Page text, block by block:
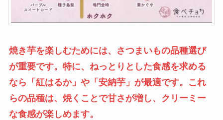
焼き芋を楽しむためには、さつまいもの品種選び
が重要です。特に、ねっとりとした食感を求める
なら「紅はるか」や「安納芋」が最適です。これ
らの品種は、焼くことで甘さが増し、クリーミー
な食感が楽しめます。